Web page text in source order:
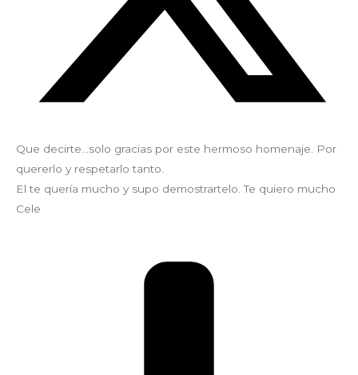
Que decirte…solo gracias por este hermoso homenaje. Por
quererlo y respetarlo tanto.
El te quería mucho y supo demostrartelo. Te quiero mucho
Cele